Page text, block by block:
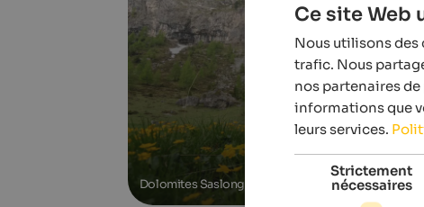
Dolomites Saslong Half Marathon
Ce site Web
Nous utilisons des
trafic. Nous
nos partenaires
informations que
leurs services.
Strictement
nécessaires